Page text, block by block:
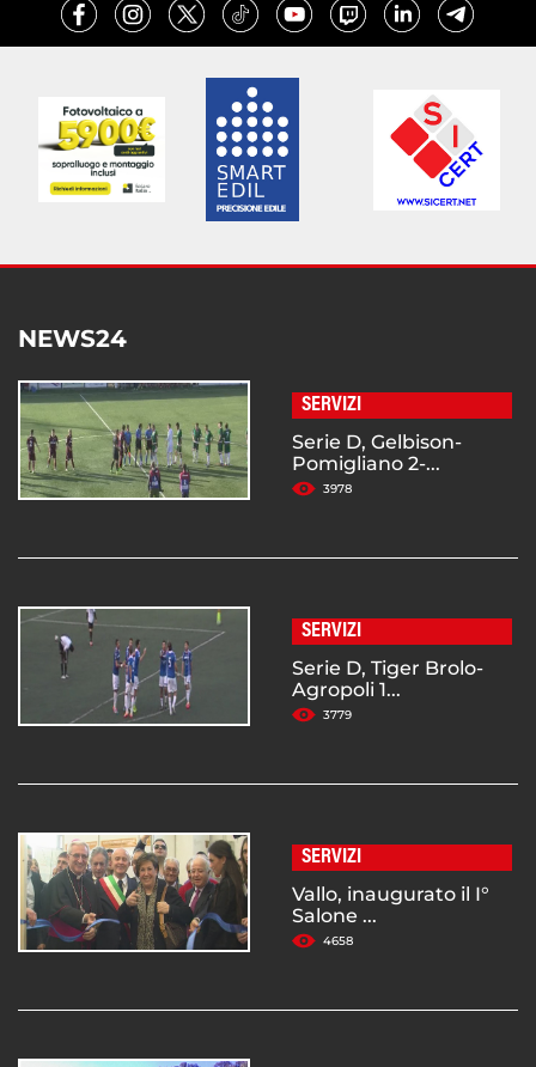
NEWS24
SERVIZI
Serie D, Gelbison-
Pomigliano 2-...
3978
SERVIZI
Serie D, Tiger Brolo-
Agropoli 1...
3779
SERVIZI
Vallo, inaugurato il I°
Salone ...
4658